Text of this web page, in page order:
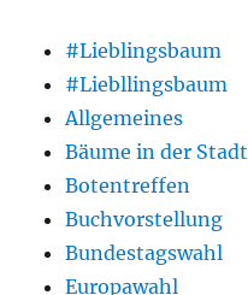
#Lieblingsbaum
#Liebllingsbaum
Allgemeines
Bäume in der Stadt
Botentreffen
Buchvorstellung
Bundestagswahl
Europawahl